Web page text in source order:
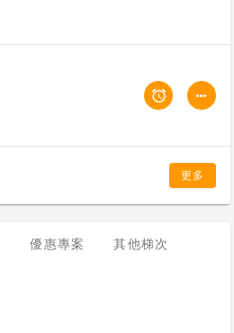
更多
優惠專案 其他梯次